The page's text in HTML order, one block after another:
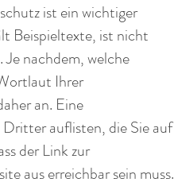
ist ein wichtiger
Beispieltexte, ist nicht
nachdem, welche
Ihrer
an. Eine
auflisten, die Sie auf
der Link zur
aus erreichbar sein muss.